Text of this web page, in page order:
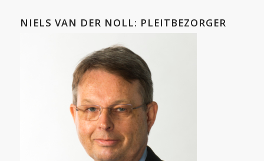
NIELS VAN DER NOLL: PLEITBEZORGER